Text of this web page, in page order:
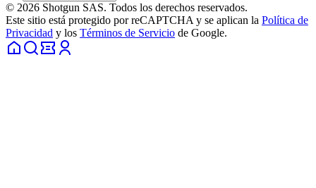
© 2026 Shotgun SAS. Todos los derechos reservados.
Este sitio está protegido por reCAPTCHA y se aplican la Política de
Privacidad y los Términos de Servicio de Google.